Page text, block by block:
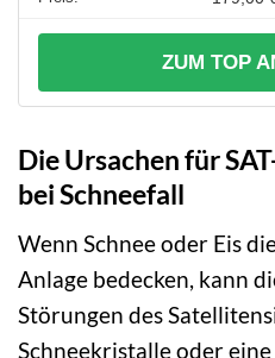
ZUM TOP
Die Ursachen für
bei Schneefall
Wenn Schnee oder Eis
Anlage bedecken, kann
Störungen des
Schneekristalle oder